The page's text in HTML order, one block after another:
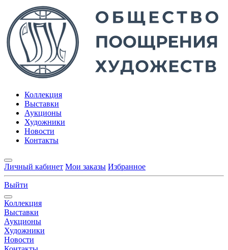
Коллекция
Выставки
Аукционы
Художники
Новости
Контакты
Личный кабинет Мои заказы Избранное
Выйти
Коллекция
Выставки
Аукционы
Художники
Новости